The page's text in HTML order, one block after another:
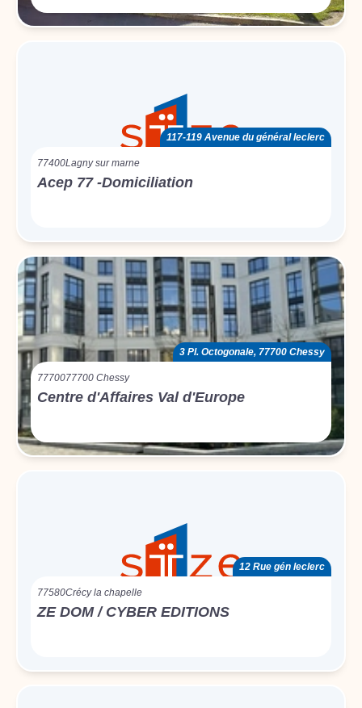
117-119 Avenue du général leclerc
77400Lagny sur marne
Acep 77 -Domiciliation
3 Pl. Octogonale, 77700 Chessy
7770077700 Chessy
Centre d'Affaires Val d'Europe
12 Rue gén leclerc
77580Crécy la chapelle
ZE DOM / CYBER EDITIONS